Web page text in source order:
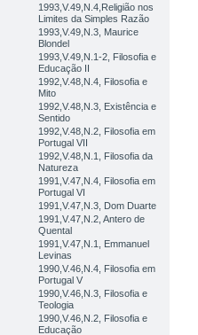
1993,V.49,N.4,Religião nos
Limites da Simples Razão
1993,V.49,N.3, Maurice
Blondel
1993,V.49,N.1-2, Filosofia e
Educação II
1992,V.48,N.4, Filosofia e
Mito
1992,V.48,N.3, Existência e
Sentido
1992,V.48,N.2, Filosofia em
Portugal VII
1992,V.48,N.1, Filosofia da
Natureza
1991,V.47,N.4, Filosofia em
Portugal VI
1991,V.47,N.3, Dom Duarte
1991,V.47,N.2, Antero de
Quental
1991,V.47,N.1, Emmanuel
Levinas
1990,V.46,N.4, Filosofia em
Portugal V
1990,V.46,N.3, Filosofia e
Teologia
1990,V.46,N.2, Filosofia e
Educação